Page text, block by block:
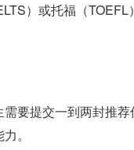
）或托福（
要提交一到两封推
。